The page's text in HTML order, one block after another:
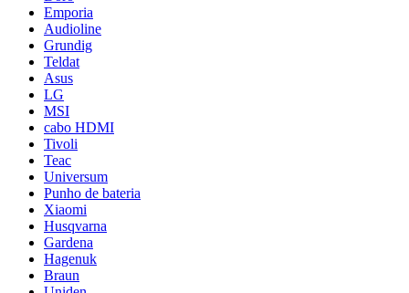
Emporia
Audioline
Grundig
Teldat
Asus
LG
MSI
cabo HDMI
Tivoli
Teac
Universum
Punho de bateria
Xiaomi
Husqvarna
Gardena
Hagenuk
Braun